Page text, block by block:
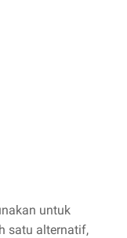
untuk
satu alternatif,